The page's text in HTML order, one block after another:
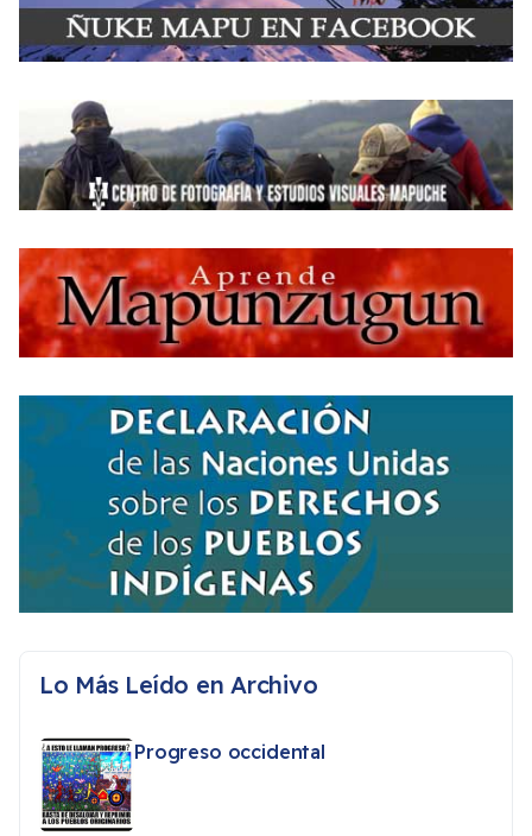
Lo Más Leído en Archivo
Progreso occidental